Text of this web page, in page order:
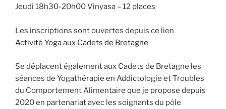
Jeudi 18h30-20h00 Vinyasa – 12 places
Les inscriptions sont ouvertes depuis ce lien
Activité Yoga aux Cadets de Bretagne
Se déplacent également aux Cadets de Bretagne les
séances de Yogathérapie en Addictologie et Troubles
du Comportement Alimentaire que je propose depuis
2020 en partenariat avec les soignants du pôle